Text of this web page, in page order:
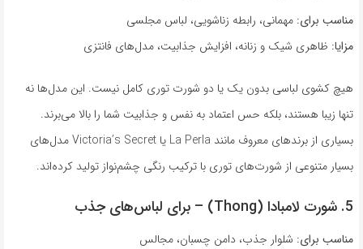
مناسب برای: مهمانی، رابطه زناشویی، لباس مجلسی
مزایا: ظاهری شیک و زنانه، افزایش جذابیت، مدل‌های فانتزی
هیچ کشوی لباسی بدون یک یا دو شورت توری کامل نیست. این مدل‌ها نه
تنها زیبا هستند، بلکه حس اعتماد به نفس و جذابیت شما را بالا می‌برند.
بسیاری از برندهای معروف مانند La Perla یا Victoria’s Secret مدل‌های
بسیار متنوعی از شورت‌های توری با ترکیب رنگی چشم‌نواز تولید کرده‌اند.
5. شورت لامبادا (Thong) – برای لباس‌های جذب
مناسب برای: شلوار جذب، دامن چسبان، مجالس